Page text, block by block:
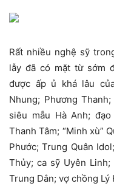
Rất nhiều nghệ sỹ
lẫy đã có mặt từ sớm
được ấp ủ khá lâu
Nhung; Phương
siêu mẫu Hà Anh;
Thanh Tâm; “Minh xù”
Phước; Trung Quân
Thủy; ca sỹ Uyên
Trung Dân; vợ chồng